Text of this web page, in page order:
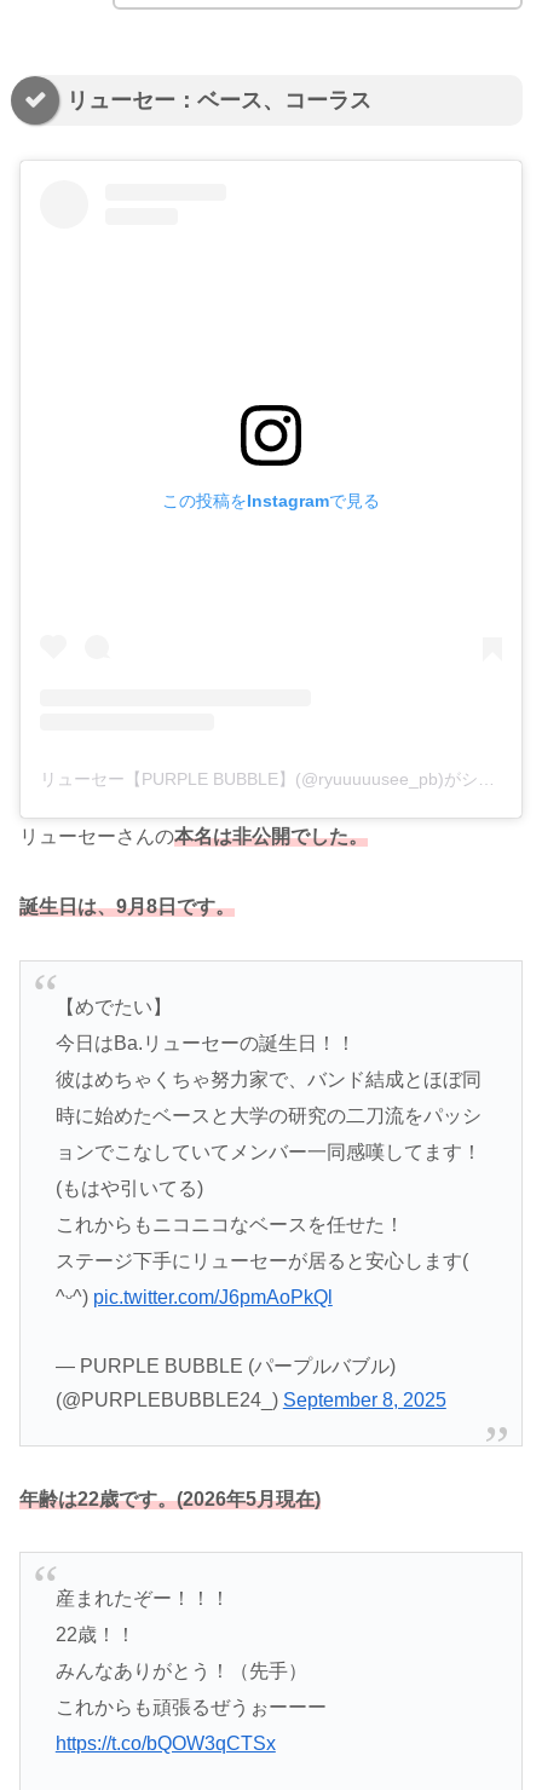
リューセー：ベース、コーラス
この投稿をInstagramで見る
リューセーさんの本名は非公開でした。
誕生日は、9月8日です。
【めでたい】
今日はBa.リューセーの誕生日！！
彼はめちゃくちゃ努力家で、バンド結成とほぼ同
時に始めたベースと大学の研究の二刀流をパッシ
ョンでこなしていてメンバー一同感嘆してます！
(もはや引いてる)
これからもニコニコなベースを任せた！
ステージ下手にリューセーが居ると安心します(
^ᵕ^) pic.twitter.com/J6pmAoPkQl
— PURPLE BUBBLE (パープルバブル)
(@PURPLEBUBBLE24_) September 8, 2025
年齢は22歳です。(2026年5月現在)
産まれたぞー！！！
22歳！！
みんなありがとう！（先手）
これからも頑張るぜうぉーーー
https://t.co/bQOW3qCTSx